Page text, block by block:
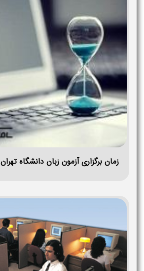
زمان برگزاری آزمون زبان دانشگاه تهران utept